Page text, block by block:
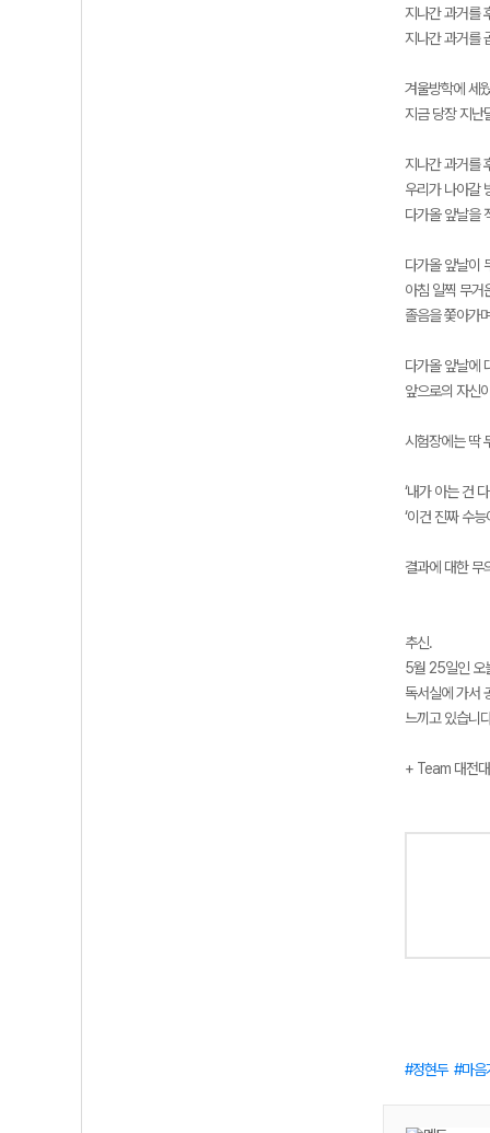
지나간 과거를
지나간 과거를
겨울방학에 세
지금 당장 지난
지나간 과거를
우리가 나아갈
다가올 앞날을
다가올 앞날이
아침 일찍 무거
졸음을 쫓아가
다가올 앞날에
앞으로의 자신
시험장에는 딱
‘내가 아는 건
‘이건 진짜 수
결과에 대한 무
추신.
5월 25일인 오
독서실에 가서
느끼고 있습니
+ Team 대전
정현두 마음